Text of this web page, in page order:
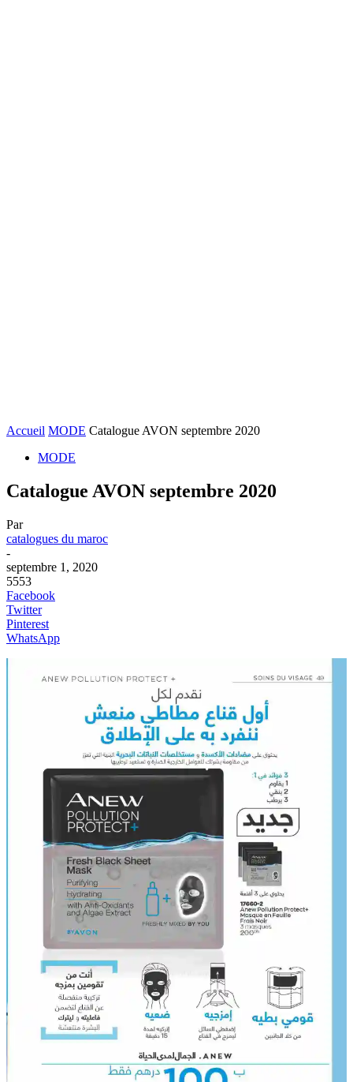
Accueil MODE Catalogue AVON septembre 2020
MODE
Catalogue AVON septembre 2020
Par
catalogues du maroc
-
septembre 1, 2020
5553
Facebook
Twitter
Pinterest
WhatsApp